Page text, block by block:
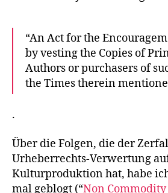
“An Act for the
by vesting the Copies of
Authors or purchasers of
the Times therein
.
Über die Folgen, die der
Urheberrechts-Verwertung
Kulturproduktion hat, habe
mal geblogt (“Non